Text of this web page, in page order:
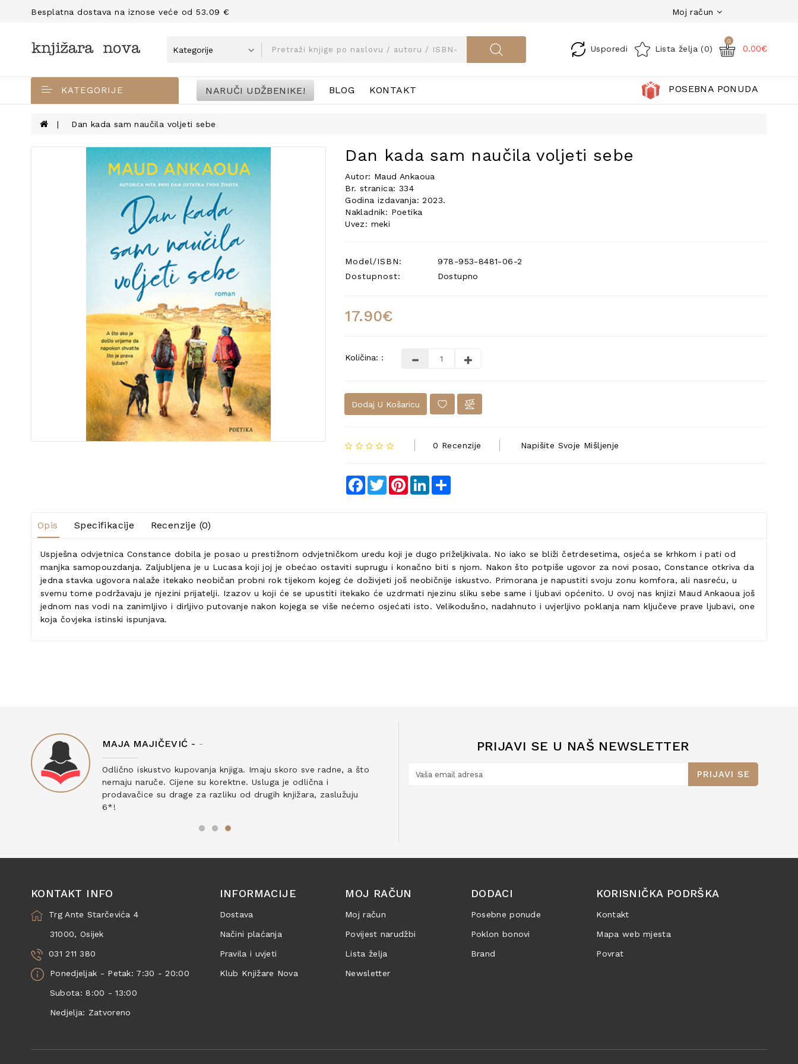
Besplatna dostava na iznose veće od 53.09 € Moj račun
Usporedi Lista želja (0)
0
0.00€
KATEGORIJE NARUČI UDŽBENIKE! BLOG KONTAKT POSEBNA PONUDA
Dan kada sam naučila voljeti sebe
Dan kada sam naučila voljeti sebe
Autor: Maud Ankaoua
Br. stranica: 334
Godina izdavanja: 2023.
Nakladnik: Poetika
Uvez: meki
Model/ISBN:
978-953-8481-06-2
Dostupnost:
Dostupno
17.90€
Količina: :
Dodaj U Košaricu
0 Recenzije Napišite Svoje Mišljenje
Facebook
TwitterPinterestLinkedIn
Opis Specifikacije Recenzije (0)
Uspješna odvjetnica Constance dobila je posao u prestižnom odvjetničkom uredu koji je dugo priželjkivala. No iako se bliži četrdesetima, osjeća se krhkom i pati od
manjka samopouzdanja. Zaljubljena je u Lucasa koji joj je obećao ostaviti suprugu i konačno biti s njom. Nakon što potpiše ugovor za novi posao, Constance otkriva da
jedna stavka ugovora nalaže itekako neobičan probni rok tijekom kojeg će doživjeti još neobičnije iskustvo. Primorana je napustiti svoju zonu komfora, ali nasreću, u
svemu tome podržavaju je njezini prijatelji. Izazov u koji će se upustiti itekako će uzdrmati njezinu sliku sebe same i ljubavi općenito. U ovoj nas knjizi Maud Ankaoua još
jednom nas vodi na zanimljivo i dirljivo putovanje nakon kojega se više nećemo osjećati isto. Velikodušno, nadahnuto i uvjerljivo poklanja nam ključeve prave ljubavi, one
koja čovjeka istinski ispunjava.
MAJA MAJIČEVIĆ - -
Odlično iskustvo kupovanja knjiga. Imaju skoro sve radne, a što
nemaju naruče. Cijene su korektne. Usluga je odlična i
prodavačice su drage za razliku od drugih knjižara, zaslužuju
6*!
PRIJAVI SE U NAŠ NEWSLETTER
PRIJAVI SE
KONTAKT INFO
Trg Ante Starčevića 4
31000, Osijek
031 211 380
Ponedjeljak - Petak: 7:30 - 20:00
Subota: 8:00 - 13:00
Nedjelja: Zatvoreno
INFORMACIJE
Dostava
Načini plaćanja
Pravila i uvjeti
Klub Knjižare Nova
MOJ RAČUN
Moj račun
Povijest narudžbi
Lista želja
Newsletter
DODACI
Posebne ponude
Poklon bonovi
Brand
KORISNIČKA PODRŠKA
Kontakt
Mapa web mjesta
Povrat